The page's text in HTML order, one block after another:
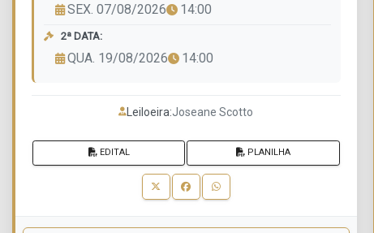
SEX. 07/08/2026 14:00
2ª DATA:
QUA. 19/08/2026 14:00
Leiloeira:Joseane Scotto
EDITAL PLANILHA